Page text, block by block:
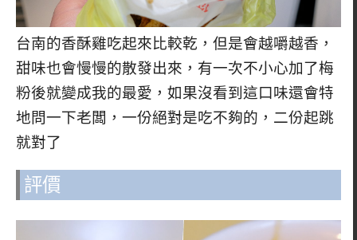
台南的香酥雞吃起來比較乾，但是會越嚼越香，
甜味也會慢慢的散發出來，有一次不小心加了梅
粉後就變成我的最愛，如果沒看到這口味還會特
地問一下老闆，一份絕對是吃不夠的，二份起跳
就對了
評價